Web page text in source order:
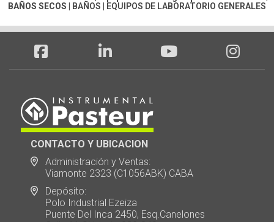
BAÑOS SECOS
BAÑOS EQUIPOS DE LABORATORIO GENERALES
CONTACTO Y UBICACION
Administración y Ventas:
Viamonte 2323 (C1056ABK) CABA
Depósito:
Polo Industrial Ezeiza
Puente Del Inca 2450, Esq.Canelones